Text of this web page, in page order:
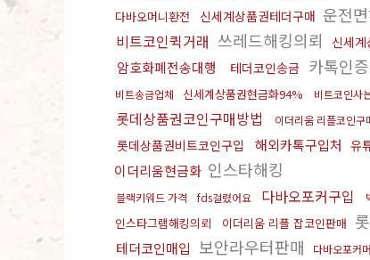
다바오머니환전 신세계상품권테더구매 운전
비트코인퀵거래 쓰레드해킹의뢰 신세
암호화폐전송대행 테더코인송금 카톡인증
비트송금업체
신세계상품권현금화94% 비트코인사
롯데상품권코인구매방법 이더리움 리플코인구
롯데상품권비트코인구입 해외카톡구입처 유
이더리움현금화 인스타해킹
블랙키워드 가격 fds걸렸어요 다바오포커구입
인스타그램해킹의뢰 이더리움 리플 잡코인판매
테더코인매입 보안라우터판매 다바오포커